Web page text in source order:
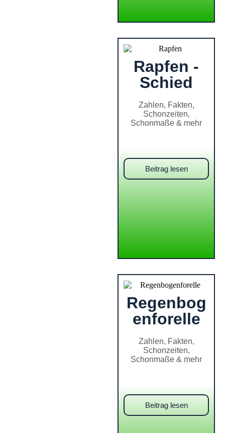
Rapfen -
Schied
Zahlen, Fakten,
Schonzeiten,
Schonmaße & mehr
Beitrag lesen
Regenbog
enforelle
Zahlen, Fakten,
Schonzeiten,
Schonmaße & mehr
Beitrag lesen